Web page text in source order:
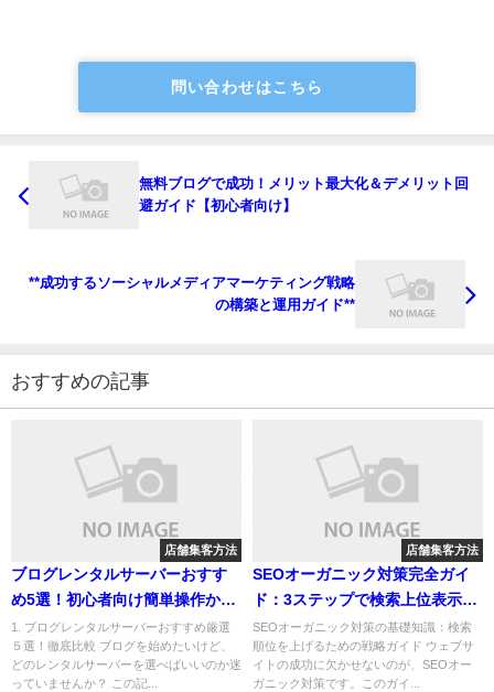
問い合わせはこちら
無料ブログで成功！メリット最大化＆デメリット回
避ガイド【初心者向け】
**成功するソーシャルメディアマーケティング戦略
の構築と運用ガイド**
おすすめの記事
店舗集客方法
ブログレンタルサーバーおすす
め5選！初心者向け簡単操作から
高機能サーバーまで徹底比較
1. ブログレンタルサーバーおすすめ厳選
５選！徹底比較 ブログを始めたいけど、
どのレンタルサーバーを選べばいいのか迷
っていませんか？ この記...
店舗集客方法
SEOオーガニック対策完全ガイ
ド：3ステップで検索上位表示を
達成！
SEOオーガニック対策の基礎知識：検索
順位を上げるための戦略ガイド ウェブサ
イトの成功に欠かせないのが、SEOオー
ガニック対策です。このガイ...